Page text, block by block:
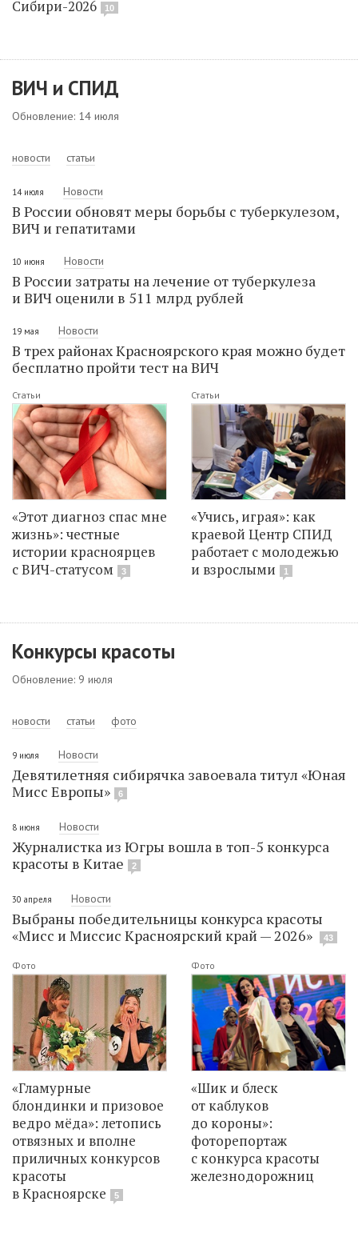
Сибири-2026 10
ВИЧ и СПИД
Обновление: 14 июля
новости статьи
14 июля Новости
В России обновят меры борьбы с туберкулезом,
ВИЧ и гепатитами
10 июня Новости
В России затраты на лечение от туберкулеза
и ВИЧ оценили в 511 млрд рублей
19 мая Новости
В трех районах Красноярского края можно будет
бесплатно пройти тест на ВИЧ
Статьи
«Этот диагноз спас мне
жизнь»: честные
истории красноярцев
с ВИЧ-статусом
3
Статьи
«Учись, играя»: как
краевой Центр СПИД
работает с молодежью
и взрослыми
1
Конкурсы красоты
Обновление: 9 июля
новости статьи фото
9 июля Новости
Девятилетняя сибирячка завоевала титул «Юная
Мисс Европы»
6
8 июня Новости
Журналистка из Югры вошла в топ-5 конкурса
красоты в Китае
2
30 апреля Новости
Выбраны победительницы конкурса красоты
«Мисс и Миссис Красноярский край — 2026»
43
Фото
«Гламурные
блондинки и призовое
ведро мёда»: летопись
отвязных и вполне
приличных конкурсов
красоты
в Красноярске
5
Фото
«Шик и блеск
от каблуков
до короны»:
фоторепортаж
с конкурса красоты
железнодорожниц